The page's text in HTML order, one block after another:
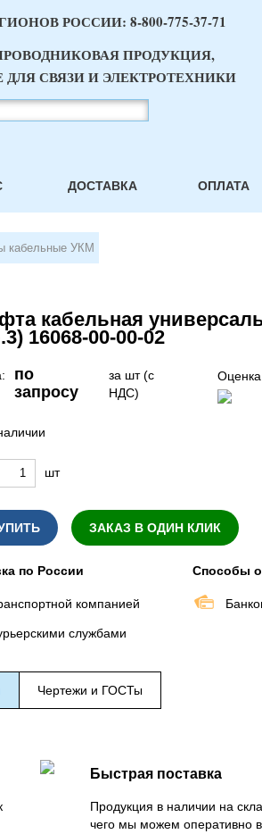
РОССИИ: 8-800-775-37-71
ПРОДУКЦИЯ,
ДЛЯ СВЯЗИ И ЭЛЕКТРОТЕХНИКИ
ДОСТАВКА ОПЛАТА
кабельные УКМ
кабельная
16068-00-00-02
по
запросу
за шт (с
НДС)
шт
ЗАКАЗ В ОДИН КЛИК
по России
компанией
службами
Способы
Чертежи и ГОСТы
Быстрая поставка
Продукция в наличии на
чего мы можем оперативно